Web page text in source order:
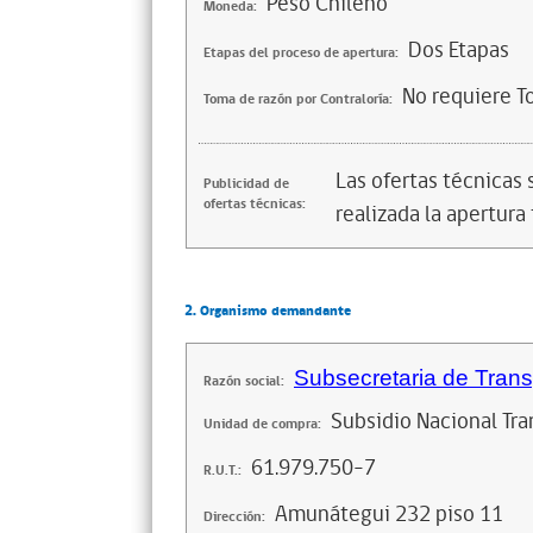
Moneda:
Etapas del proceso de apertura: Dos Etapas
Toma de razón por Contraloría: No requiere
Publicidad de
ofertas técnicas:
Las ofertas
realizada la
2. Organismo demandante
Razón social: Subsecretaria de
Unidad de compra: Subsidio Nacional
R.U.T.: 61.979.750-7
Dirección: Amunátegui 232 piso 11